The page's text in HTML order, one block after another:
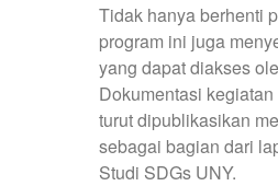
Tidak hanya berhenti
program ini juga
yang dapat diakses
Dokumentasi
turut dipublikasikan
sebagai bagian dari
Studi SDGs UNY.